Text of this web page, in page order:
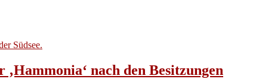
nach den Besitzungen